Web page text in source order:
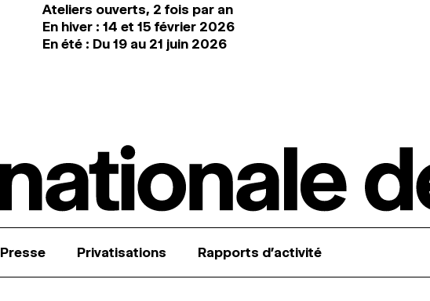
Ateliers ouverts, 2 fois par an
En hiver : 14 et 15 février 2026
En été : Du 19 au 21 juin 2026
Presse Privatisations Rapports d’activité